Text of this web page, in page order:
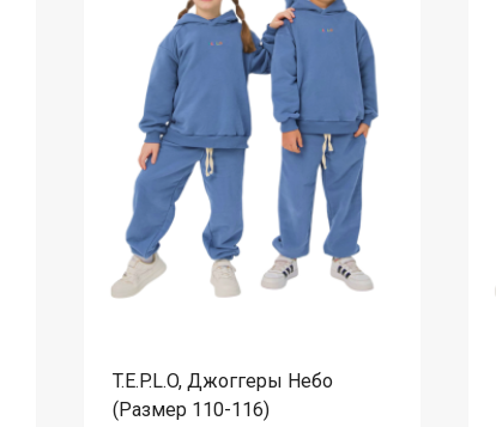
T.E.P.L.O, Джоггеры Небо
(Размер 110-116)